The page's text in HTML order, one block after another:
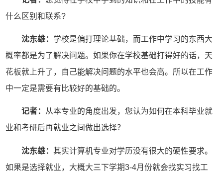
什么区别和联系?
沈东雄： 学校是偏打理论基础，而工作中学习的东西大
概率都是为了解决问题。如果你在学校基础打得好的话，天
花板就上升了，自己能解决问题的水平也会高。所以在工作
中一定是需要有比较好的基础的。
记者： 从本专业的角度出发，您认为如何在本科毕业就
业和考研后再就业之间做出选择？
沈东雄： 其实计算机专业对学历没有很大的硬性要求。
如果是选择就业，大概大三下学期3-4月份就会找实习找工